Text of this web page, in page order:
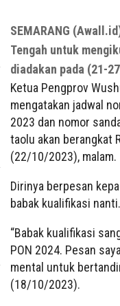
SEMARANG
Tengah untuk
diadakan pada (21-
Ketua Pengprov
mengatakan jadwal
2023 dan nomor
taolu akan berangkat
(22/10/2023), malam.
Dirinya berpesan
babak kualifikasi nanti.
“Babak kualifikasi
PON 2024. Pesan
mental untuk
(18/10/2023).